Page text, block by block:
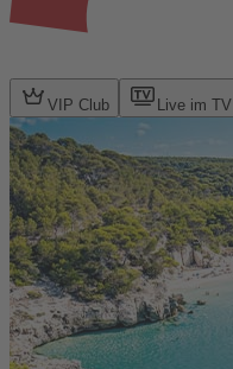
VIP Club Live im TV